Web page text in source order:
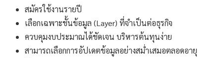
สมัครใช้งานรายปี
เลือกเฉพาะชั้นข้อมูล (Layer) ที่จำเป็นต่อธุรกิจ
ควบคุมงบประมาณได้ชัดเจน บริหารต้นทุนง่าย
สามารถเลือกการอัปเดตข้อมูลอย่างสม่ำเสมอตลอดอายุ